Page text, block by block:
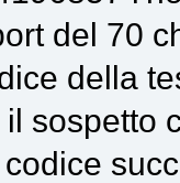
del 70
della
sospetto